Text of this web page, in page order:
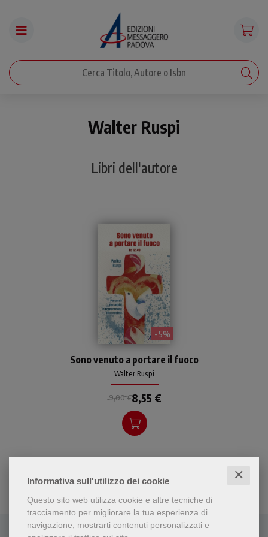
Informativa sull'utilizzo dei cookie ✕
Questo sito web utilizza cookie e altre tecniche di
tracciamento per migliorare la tua esperienza di
navigazione, mostrarti contenuti personalizzati e
Walter Ruspi
Libri dell'autore
- 5%
sacramento della
confermazione. Strutturato
su tre episodi evangelici di
incontro: Gesù e Nicodemo,
Gesù e la Samaritana, i
discepoli di Emmaus. Per
giovani e adulti.
Sono venuto a portare il fuoco
Walter Ruspi
9,00 €8,55 €